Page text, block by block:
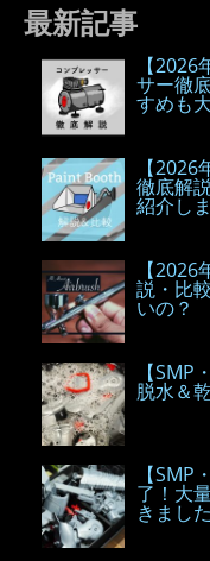
最新記事
【
サー徹
すめも
【
徹底解
紹介し
【
説・比
いの？
【
脱水＆
【
了！大
きまし